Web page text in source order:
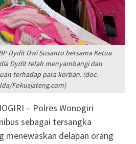
Dydit Dwi Susanto bersama Ketua
Dydit telah menyambangi dan
terhadap para korban. (doc.
Fokusjateng.com)
– Polres Wonogiri
sebagai tersangka
menewaskan delapan orang